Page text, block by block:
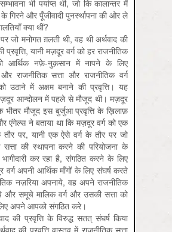
भी पर्याप्त थी, जो कि कालान्तर में
के गिरने और पूँजीवादी पुनर्स्थापना की ओर ले
क्या थीं?
जो मनोगत ग़लती थी, वह थी अर्थवाद की
प्रवृत्ति, यानी मज़दूर वर्ग को हर राजनीतिक
आर्थिक नफ़े-नुक़सान में नापने के लिए
और राजनीतिक सत्ता और राजनीतिक वर्ग
उठाने में अक्षम बनाने की प्रवृत्ति। यह
आन्दोलन में पहले से मौजूद थी। मज़दूर
भीतर मौजूद इस बुर्जुआ प्रवृत्ति के ख़िलाफ़
एंगेल्स ने बताया था कि मज़दूर वर्ग को एक
तौर पर, यानी एक ऐसे वर्ग के तौर पर जो
सत्ता की स्थापना करने की परियोजना के
कर रहा है, संगठित करने के लिए
अपनी आर्थिक माँगों के लिए संघर्ष करते
नज़रिया अपनाये, वह अपने राजनीतिक
और समूचे मालिक वर्ग और उसकी सत्ता को
अपने आपको संगठित करे।
की प्रवृत्ति के विरुद्ध सतत् संघर्ष किया